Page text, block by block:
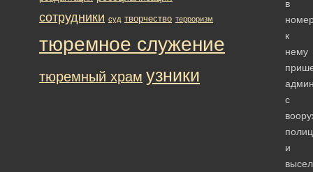
в
к
нему
с
и
сотрудники суд творчество терроризм
тюремное служение
тюремный храм узники